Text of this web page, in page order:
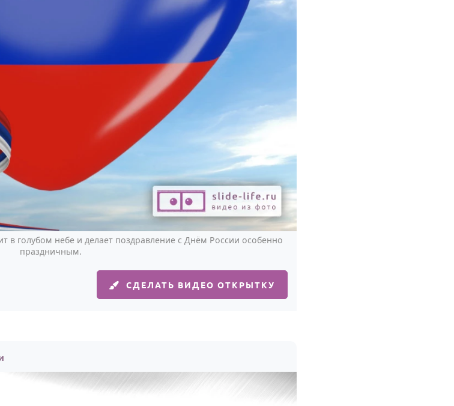
в голубом небе и делает поздравление с Днём России особенно
праздничным.
СДЕЛАТЬ ВИДЕО ОТКРЫТКУ